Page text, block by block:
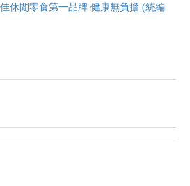
佳休閒零食第一品牌 健康無負擔 (統編